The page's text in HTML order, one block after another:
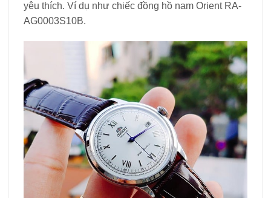
yêu thích. Ví dụ như chiếc đồng hồ nam Orient RA-
AG0003S10B.